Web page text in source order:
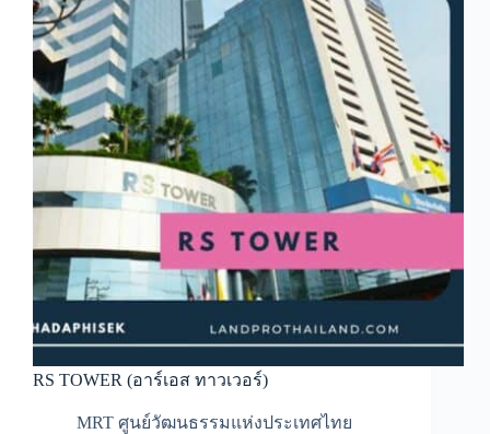
RS TOWER (อาร์เอส ทาวเวอร์)
MRT ศูนย์วัฒนธรรมแห่งประเทศไทย